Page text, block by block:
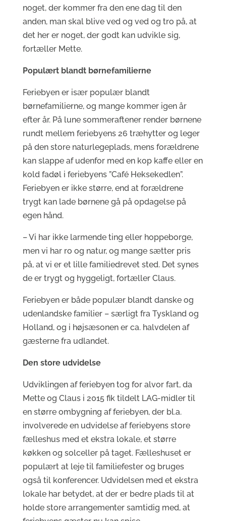
noget, der kommer fra den ene dag til den
anden, man skal blive ved og ved og tro på, at
det her er noget, der godt kan udvikle sig,
fortæller Mette.
Populært blandt børnefamilierne
Feriebyen er især populær blandt
børnefamilierne, og mange kommer igen år
efter år. På lune sommeraftener render børnene
rundt mellem feriebyens 26 træhytter og leger
på den store naturlegeplads, mens forældrene
kan slappe af udenfor med en kop kaffe eller en
kold fadøl i feriebyens ”Café Heksekedlen”.
Feriebyen er ikke større, end at forældrene
trygt kan lade børnene gå på opdagelse på
egen hånd.
– Vi har ikke larmende ting eller hoppeborge,
men vi har ro og natur, og mange sætter pris
på, at vi er et lille familiedrevet sted. Det synes
de er trygt og hyggeligt, fortæller Claus.
Feriebyen er både populær blandt danske og
udenlandske familier – særligt fra Tyskland og
Holland, og i højsæsonen er ca. halvdelen af
gæsterne fra udlandet.
Den store udvidelse
Udviklingen af feriebyen tog for alvor fart, da
Mette og Claus i 2015 fik tildelt LAG-midler til
en større ombygning af feriebyen, der bl.a.
involverede en udvidelse af feriebyens store
fælleshus med et ekstra lokale, et større
køkken og solceller på taget. Fælleshuset er
populært at leje til familiefester og bruges
også til konferencer. Udvidelsen med et ekstra
lokale har betydet, at der er bedre plads til at
holde store arrangementer samtidig med, at